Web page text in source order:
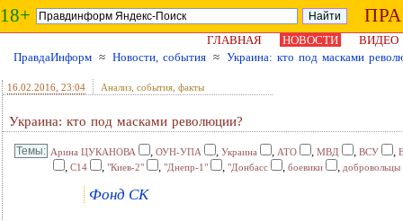
18+
ГЛАВНАЯ НОВОСТИ
ВИДЕО
ПравдаИнформ ≈ Новости, события ≈ Украина: кто под масками
16.02.2016 , 23:04 Анализ, события, факты
Украина: кто под масками революции?
Арина ЦУКАНОВА , ОУН-УПА , Украина , АТО , МВД , ВСУ ,
, С14 , "Киев-2" , "Днепр-1" , "Донбасс , боевики , добровольцы
Фонд СК